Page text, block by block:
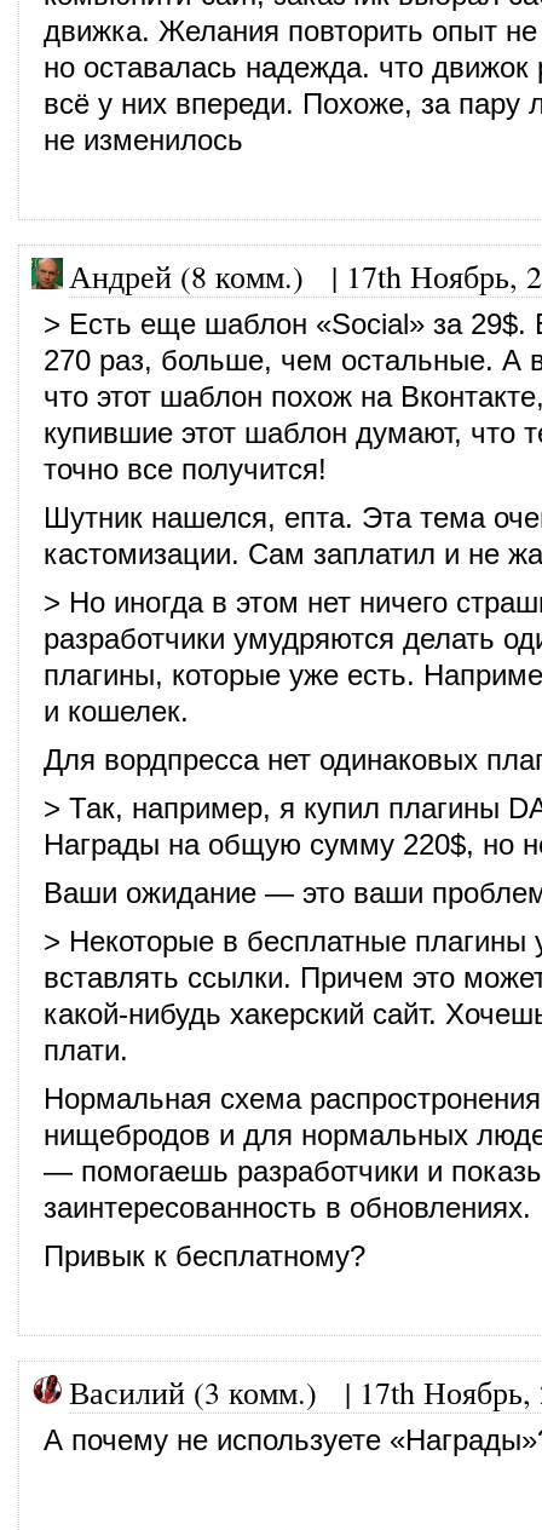
движка. Желания повторить опыт
но оставалась надежда. что движок
всё у них впереди. Похоже, за пару
не изменилось
Андрей (8 комм.) | 17th Ноябрь,
> Есть еще шаблон «Social» за 29$.
270 раз, больше, чем остальные. А
что этот шаблон похож на
купившие этот шаблон думают, что
точно все получится!
Шутник нашелся, епта. Эта тема
кастомизации. Сам заплатил и не
> Но иногда в этом нет ничего
разработчики умудряются делать
плагины, которые уже есть.
и кошелек.
Для вордпресса нет одинаковых
> Так, например, я купил плагины
Награды на общую сумму 220$, но
Ваши ожидание — это ваши
> Некоторые в бесплатные плагины
вставлять ссылки. Причем это
какой-нибудь хакерский сайт.
плати.
Нормальная схема
нищебродов и для нормальных
— помогаешь разработчики и
заинтересованность в обновлениях.
Привык к бесплатному?
Василий (3 комм.) | 17th Ноябрь,
А почему не используете